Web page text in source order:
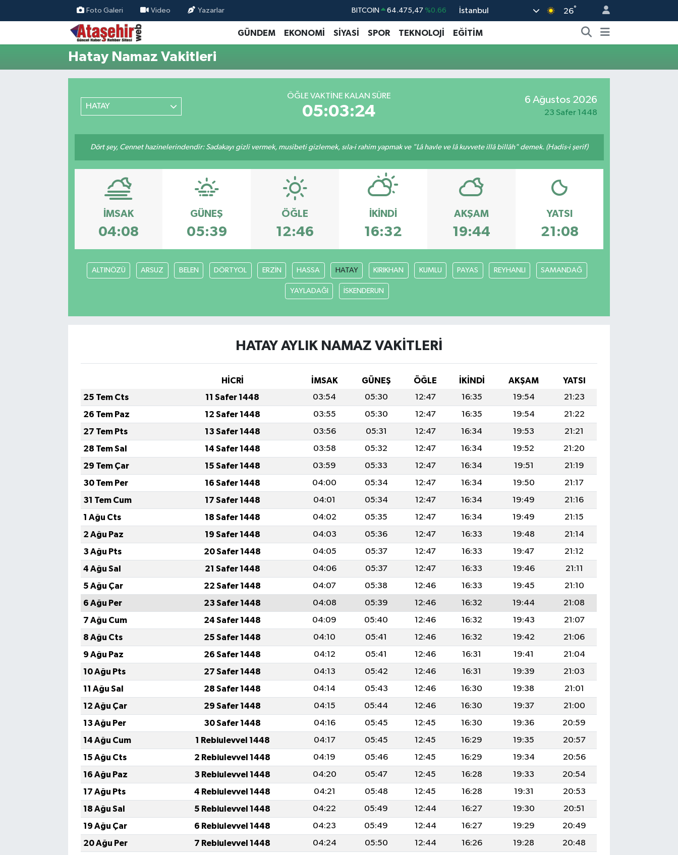
Foto Galeri Video Yazarlar BITCOIN 64.475,47 %0.66
DOLAR 47,5971 %0.05
EURO 55,1336 %0.18
İstanbul 26°
GÜNDEM EKONOMİ SİYASİ SPOR TEKNOLOJİ EĞİTİM
Hatay Namaz Vakitleri
HATAY
ÖĞLE VAKTINE KALAN SÜRE
05:03:23
6 Ağustos 2026
23 Safer 1448
Dört şey, Cennet hazinelerindendir: Sadakayı gizli vermek, musibeti gizlemek, sıla-i rahim yapmak ve "Lâ havle ve lâ kuvvete illâ billâh" demek. (Hadis-i şerif)
İMSAK
04:08
GÜNEŞ
05:39
ÖĞLE
12:46
İKINDI
16:32
AKŞAM
19:44
YATSI
21:08
ALTINÖZÜ ARSUZ BELEN DÖRTYOL ERZİN HASSA HATAY KIRIKHAN KUMLU PAYAS REYHANLI SAMANDAĞ
YAYLADAĞI İSKENDERUN
HATAY AYLIK NAMAZ VAKITLERI
HİCRİ İMSAK GÜNEŞ ÖĞLE İKINDI AKŞAM
YATSI
25 Tem Cts
11 Safer 1448 03:54 05:30 12:47 16:35 19:54
21:23
26 Tem Paz
12 Safer 1448 03:55 05:30 12:47 16:35 19:54
21:22
27 Tem Pts
13 Safer 1448 03:56 05:31 12:47 16:34 19:53
21:21
28 Tem Sal
14 Safer 1448 03:58 05:32 12:47 16:34 19:52
21:20
29 Tem Çar
15 Safer 1448 03:59 05:33 12:47 16:34 19:51
21:19
30 Tem Per
16 Safer 1448 04:00 05:34 12:47 16:34 19:50
21:17
31 Tem Cum
17 Safer 1448 04:01 05:34 12:47 16:34 19:49
21:16
1 Ağu Cts
18 Safer 1448 04:02 05:35 12:47 16:34 19:49
21:15
2 Ağu Paz
19 Safer 1448 04:03 05:36 12:47 16:33 19:48
21:14
3 Ağu Pts
20 Safer 1448 04:05 05:37 12:47 16:33 19:47
21:12
4 Ağu Sal
21 Safer 1448 04:06 05:37 12:47 16:33 19:46
21:11
5 Ağu Çar
22 Safer 1448 04:07 05:38 12:46 16:33 19:45
21:10
6 Ağu Per
23 Safer 1448 04:08 05:39 12:46 16:32 19:44
21:08
7 Ağu Cum
24 Safer 1448 04:09 05:40 12:46 16:32 19:43
21:07
8 Ağu Cts
25 Safer 1448 04:10 05:41 12:46 16:32 19:42
21:06
9 Ağu Paz
26 Safer 1448 04:12 05:41 12:46 16:31 19:41
21:04
10 Ağu Pts
27 Safer 1448 04:13 05:42 12:46 16:31 19:39
21:03
11 Ağu Sal
28 Safer 1448 04:14 05:43 12:46 16:30 19:38
21:01
12 Ağu Çar
29 Safer 1448 04:15 05:44 12:46 16:30 19:37
21:00
13 Ağu Per
30 Safer 1448 04:16 05:45 12:45 16:30 19:36
20:59
14 Ağu Cum
1 Rebiulevvel 1448 04:17 05:45 12:45 16:29 19:35
20:57
15 Ağu Cts
2 Rebiulevvel 1448 04:19 05:46 12:45 16:29 19:34
20:56
16 Ağu Paz
3 Rebiulevvel 1448 04:20 05:47 12:45 16:28 19:33
20:54
17 Ağu Pts
4 Rebiulevvel 1448 04:21 05:48 12:45 16:28 19:31
20:53
18 Ağu Sal
5 Rebiulevvel 1448 04:22 05:49 12:44 16:27 19:30
20:51
19 Ağu Çar
6 Rebiulevvel 1448 04:23 05:49 12:44 16:27 19:29
20:49
20 Ağu Per
7 Rebiulevvel 1448 04:24 05:50 12:44 16:26 19:28
20:48
Hava Durumu
Trafik Durumu
Tüm Manşetler